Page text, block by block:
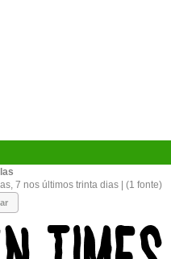
7 nos últimos trinta dias | (1 fonte)